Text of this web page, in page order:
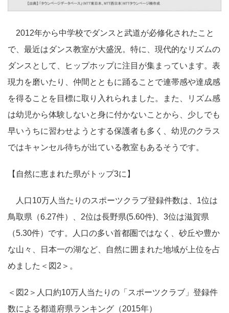
2012年から中学校でダンスと武道が必修化されたこと
で、最近はダンス教室が大盛況。特に、現代的なリズムの
ダンスとして、ヒップホップに注目が集まっています。表
現力を磨いたり、仲間とともに踊ることで連帯感や達成感
を得ることを目標に取り入れられました。また、リズム感
は幼児から体験しないと身に付かないことから、少しでも
早いうちに習わせようとする保護者も多く、幼児のクラス
ではキャンセル待ちが出ている教室もあるそうです。
【自然に恵まれた県がトップ3に】
人口10万人当たりのスポーツクラブ登録件数は、1位は
鳥取県（6.27件）、2位は長野県(5.60件)、3位は滋賀県
（5.30件）です。人口の多い首都圏ではなく、砂丘や豊か
な山々、日本一の湖など、自然に囲まれた地域が上位を占
めました＜図2＞。
＜図2＞人口約10万人当たりの「スポーツクラブ」登録件
数による都道府県ランキング（2015年）